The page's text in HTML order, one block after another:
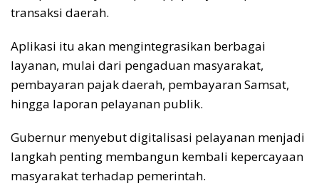
transaksi daerah.
Aplikasi itu akan mengintegrasikan berbagai
layanan, mulai dari pengaduan masyarakat,
pembayaran pajak daerah, pembayaran Samsat,
hingga laporan pelayanan publik.
Gubernur menyebut digitalisasi pelayanan menjadi
langkah penting membangun kembali kepercayaan
masyarakat terhadap pemerintah.